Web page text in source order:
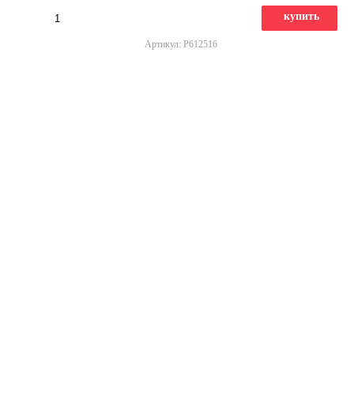
купить
Артикул: P612516